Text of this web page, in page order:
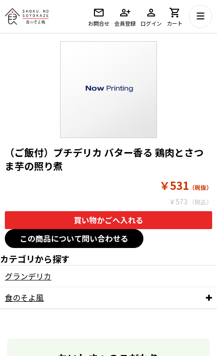
お問合せ 会員登録 ログイン カート
（ご飯付）プチデリカ バター香る 鶏肉とさつ
ま芋の照り煮
￥573
￥531
この商品について問い合わせる
カテゴリから探す
グランデリカ
食のそよ風